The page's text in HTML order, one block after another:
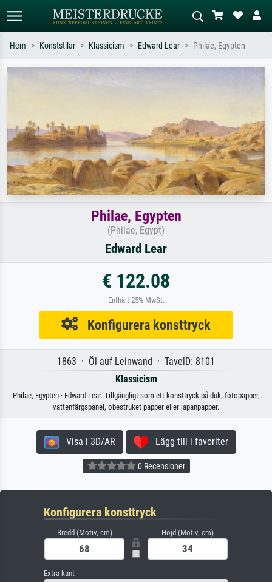
Standardsök AI-bildsökning
träd.
Hem Konststilar Klassicism Edward Lear Philae, Egypten
Philae, Egypten
(Philae, Egypt)
Edward Lear
€ 122.08
Enthält 25% MwSt.
Konfigurera konsttryck
1863 · Öl auf Leinwand · TavelD: 8101
Klassicism
Philae, Egypten · Edward Lear. Tillgängligt som ett konsttryck på duk, fotopapper,
vattenfärgspanel, obestruket papper eller japanpapper.
Visa i 3D/AR Lägg till i favoriter
0 Recensioner
Konfigurera konsttryck
Bredd (Motiv, cm) Höjd (Motiv, cm)
Extra kant